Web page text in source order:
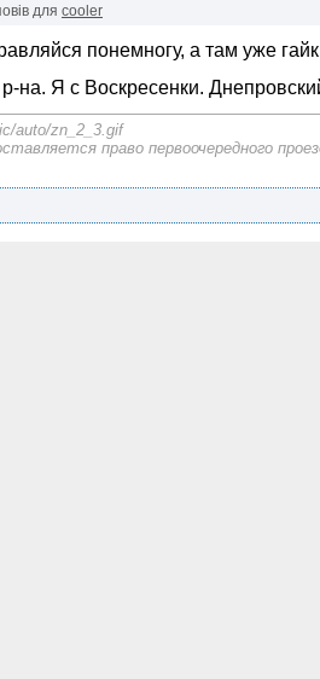
для cooler
понемногу, а там уже
на. Я с Воскресенки.
auto/zn_2_3.gif
право первоочередного